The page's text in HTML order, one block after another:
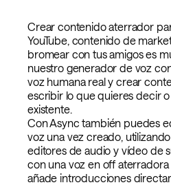
Crear contenido aterrador
YouTube, contenido de
bromear con tus amigos es
nuestro generador de voz
voz humana real y crear
escribir lo que quieres decir
existente.
Con Async también puedes
voz una vez creado,
editores de audio y vídeo de
con una voz en off
añade introducciones